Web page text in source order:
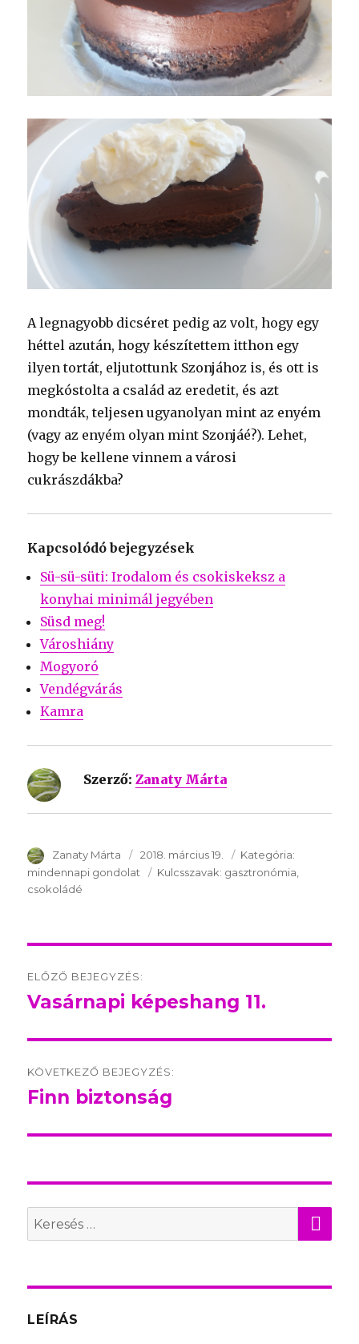
A legnagyobb dicséret pedig az volt, hogy egy
héttel azután, hogy készítettem itthon egy
ilyen tortát, eljutottunk Szonjához is, és ott is
megkóstolta a család az eredetit, és azt
mondták, teljesen ugyanolyan mint az enyém
(vagy az enyém olyan mint Szonjáé?). Lehet,
hogy be kellene vinnem a városi
cukrászdákba?
Kapcsolódó bejegyzések
Sü-sü-süti: Irodalom és csokiskeksz a
konyhai minimál jegyében
Süsd meg!
Városhiány
Mogyoró
Vendégvárás
Kamra
Szerző: Zanaty Márta
SzerzÅ
Zanaty Márta Közzétéve:
2018. március 19. Kategória:
mindennapi gondolat
Kulcsszavak: Kulcsszavak:
gasztronómia
csokoládé
navigation
ELŐZŐ BEJEGYZÉS:
Előző
Vasárnapi képeshang 11.
KÖVETKEZŐ BEJEGYZÉS:
Következő
Finn biztonság
Search
for:
LEÍRÁS